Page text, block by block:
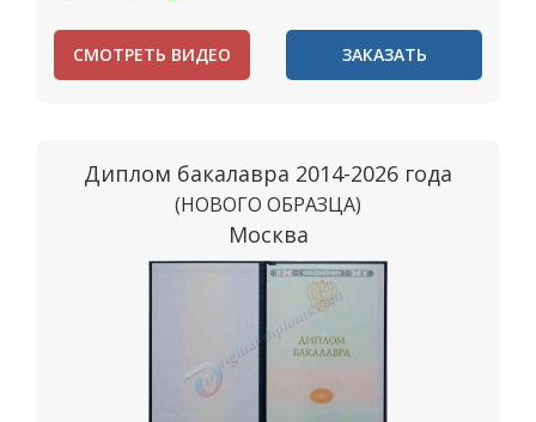
СМОТРЕТЬ ВИДЕО ЗАКАЗАТЬ
Диплом бакалавра 2014-2026 года
(НОВОГО ОБРАЗЦА)
Москва